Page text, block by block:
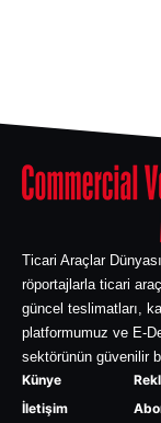
Ticari Araçlar
röportajlarla ticari
güncel teslimatları,
platformumuz ve E-
sektörünün güvenilir
Künye
İletişim